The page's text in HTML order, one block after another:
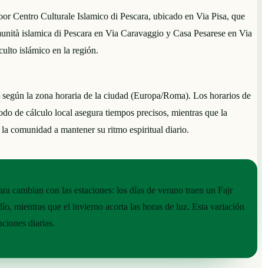
Centro Culturale Islamico di Pescara, ubicado en Via Pisa, que
islamica di Pescara en Via Caravaggio y Casa Pesarese en Via
islámico en la región.
la zona horaria de la ciudad (Europa/Roma). Los horarios de
de cálculo local asegura tiempos precisos, mientras que la
comunidad a mantener su ritmo espiritual diario.
cambian con las estaciones: los días de verano traen un Fajr
mientras que el invierno acorta las horas de luz. Esta variación
diarias.